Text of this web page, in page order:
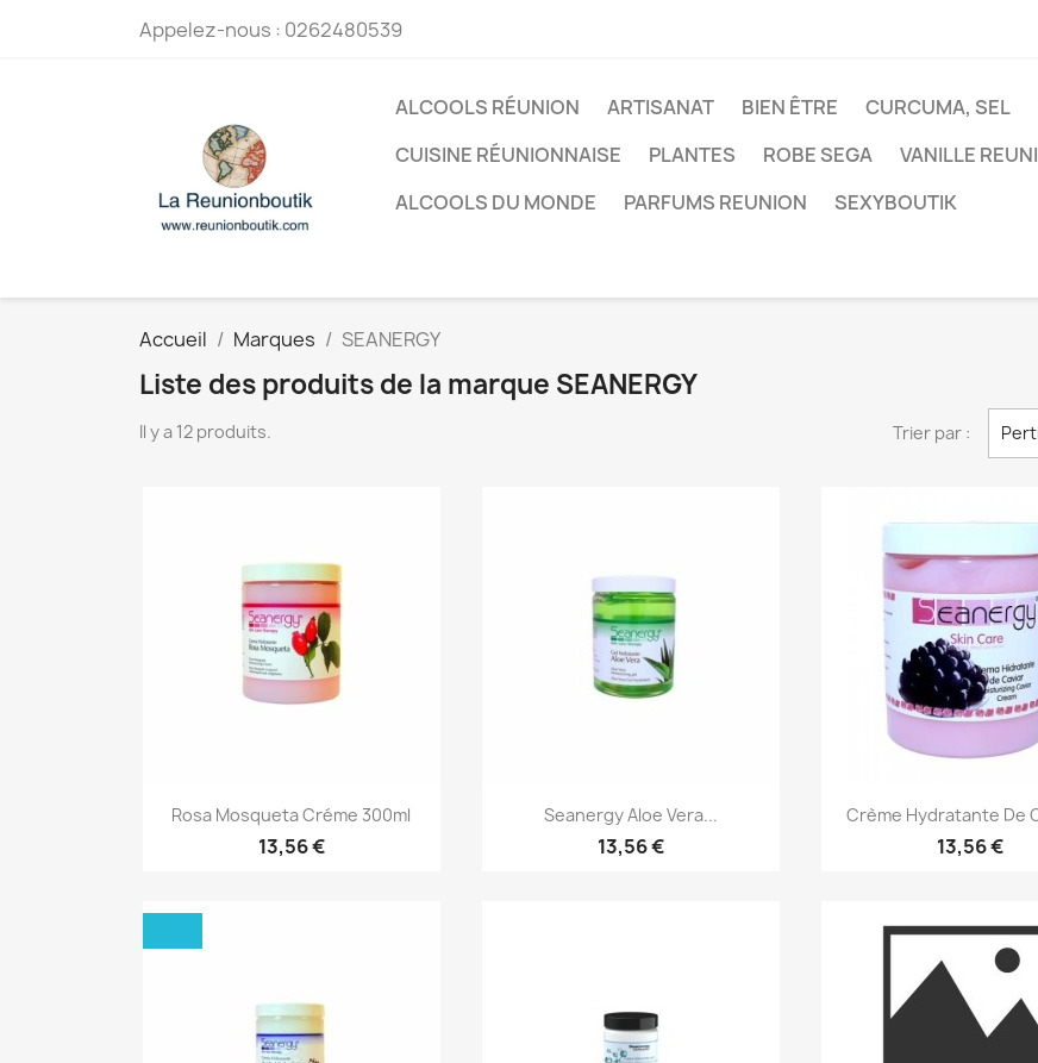
Appelez-nous : 0262480539
ALCOOLS RÉUNION ARTISANAT BIEN ÊTRE CURCUMA, SEL
CUISINE RÉUNIONNAISE
PLANTES ROBE SEGA VANILLE
ALCOOLS DU MONDE
PARFUMS REUNION SEXYBOUTIK
Accueil Marques SEANERGY
Liste des produits de la marque SEANERGY
Il y a 12 produits. Trier par :
Aperçu rapide
Rosa Mosqueta Créme 300ml
13,56 €
Aperçu rapide
Seanergy Aloe Vera...
13,56 €
Aperçu
Crème Hydratante De
13,56 €